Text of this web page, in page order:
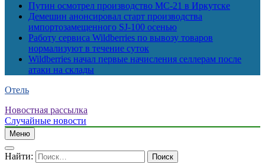
Путин осмотрел производство МС-21 в Иркутске
Демешин анонсировал старт производства
импортозамещенного SJ-100 осенью
Работу сервиса Wildberries по вывозу товаров
нормализуют в течение суток
Wildberries начал первые начисления селлерам после
атаки на склады
Отель
Новостная рассылка
Случайные новости
Меню
Найти: